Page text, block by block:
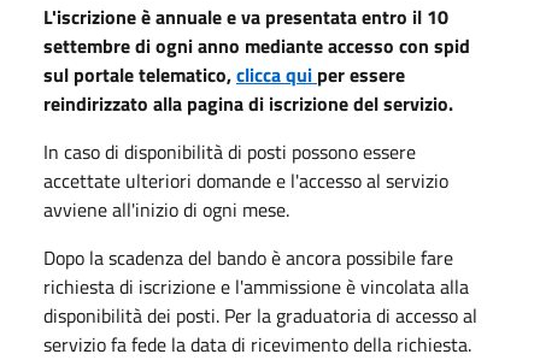
L'iscrizione è annuale e va presentata entro il 10
settembre di ogni anno mediante accesso con spid
sul portale telematico,clicca qui per essere
reindirizzato alla pagina di iscrizione del servizio.
In caso di disponibilità di posti possono essere
accettate ulteriori domande e l'accesso al servizio
avviene all'inizio di ogni mese.
Dopo la scadenza del bando è ancora possibile fare
richiesta di iscrizione e l'ammissione è vincolata alla
disponibilità dei posti. Per la graduatoria di accesso al
servizio fa fede la data di ricevimento della richiesta.